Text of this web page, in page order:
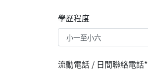
學歷程度
流動電話 / 日間聯絡電話*